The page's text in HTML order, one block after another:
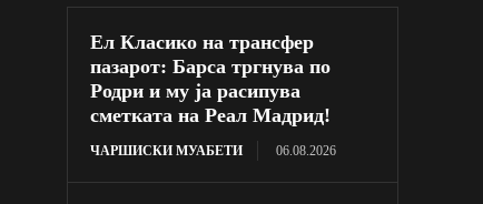
Ел Класико на трансфер
пазарот: Барса тргнува по
Родри и му ја расипува
сметката на Реал Мадрид!
ЧАРШИСКИ МУАБЕТИ 06.08.2026